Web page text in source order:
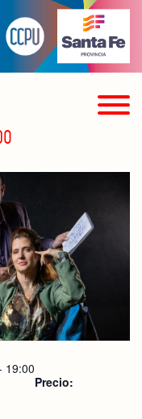
19:00
Precio: